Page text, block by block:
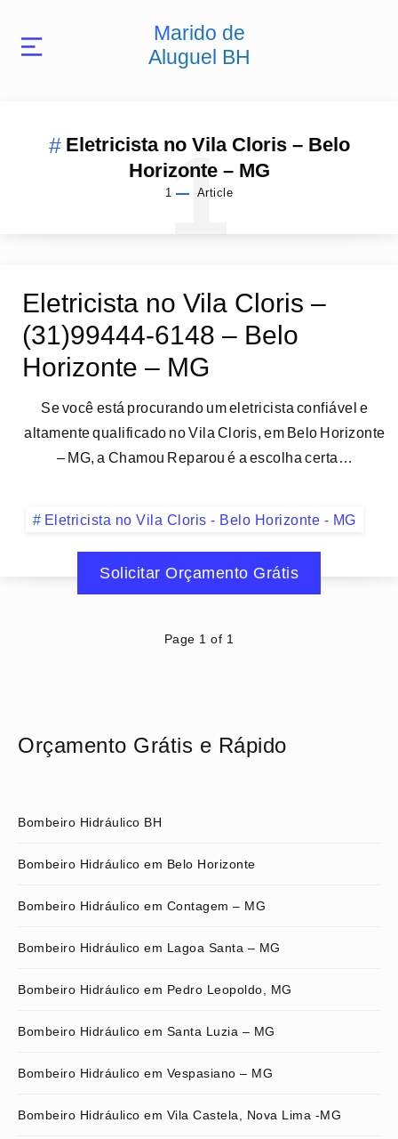
Marido de
Aluguel BH
Eletricista no Vila Cloris – Belo
Horizonte – MG
1 Article
1
Eletricista no Vila Cloris –
(31)99444-6148 – Belo
Horizonte – MG
Se você está procurando um eletricista confiável e
altamente qualificado no Vila Cloris, em Belo Horizonte
– MG, a Chamou Reparou é a escolha certa…
Eletricista no Vila Cloris - Belo Horizonte - MG
Solicitar Orçamento Grátis
Page 1 of 1
Orçamento Grátis e Rápido
Bombeiro Hidráulico BH
Bombeiro Hidráulico em Belo Horizonte
Bombeiro Hidráulico em Contagem – MG
Bombeiro Hidráulico em Lagoa Santa – MG
Bombeiro Hidráulico em Pedro Leopoldo, MG
Bombeiro Hidráulico em Santa Luzia – MG
Bombeiro Hidráulico em Vespasiano – MG
Bombeiro Hidráulico em Vila Castela, Nova Lima -MG